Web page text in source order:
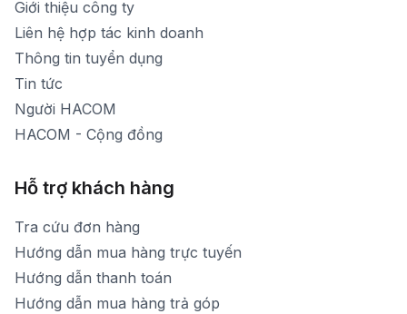
1900 1903 (máy lẻ 160)
[email protected]
Thời gian mở cửa: Từ 8h30-20h hàng ngày
Giới thiệu công ty
Liên hệ hợp tác kinh doanh
Thông tin tuyển dụng
Tin tức
Người HACOM
HACOM - Cộng đồng
Hỗ trợ khách hàng
Tra cứu đơn hàng
Hướng dẫn mua hàng trực tuyến
Hướng dẫn thanh toán
Hướng dẫn mua hàng trả góp